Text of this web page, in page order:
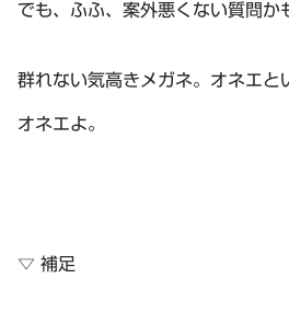
でも、ふふ、案外悪くない質問か
群れない気高きメガネ。オネエと
オネエよ。
▽ 補足